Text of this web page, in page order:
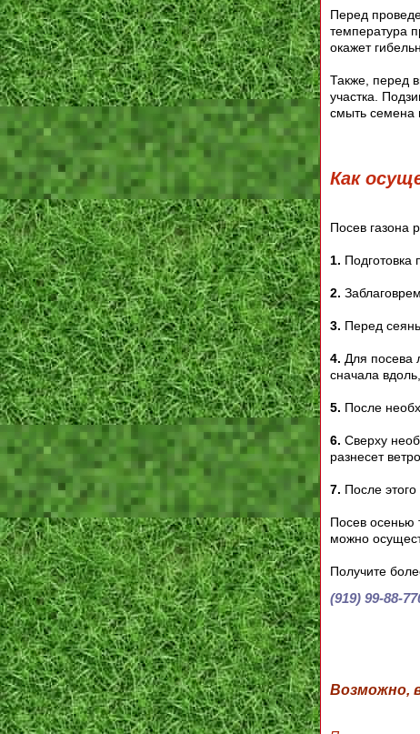
Перед
температура
окажет
Также, перед
участка.
смыть семена
Как
Посев газона
1. Подготовка
2.
3. Перед
4. Для посева
сначала
5. После
6. Сверху
разнесет
7. После
Посев осенью
можно
Получите
(919) 99-88-
Возможно,